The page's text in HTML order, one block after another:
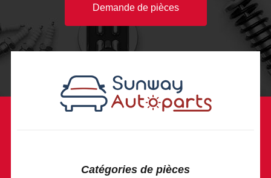
Demande de pièces
Catégories de pièces